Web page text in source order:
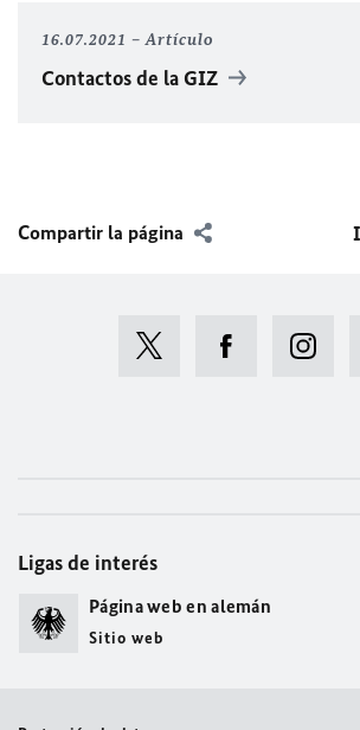
16.07.2021 Artículo
Contactos de la GIZ
Compartir la página
Ligas de interés
Página web en alemán
Sitio web